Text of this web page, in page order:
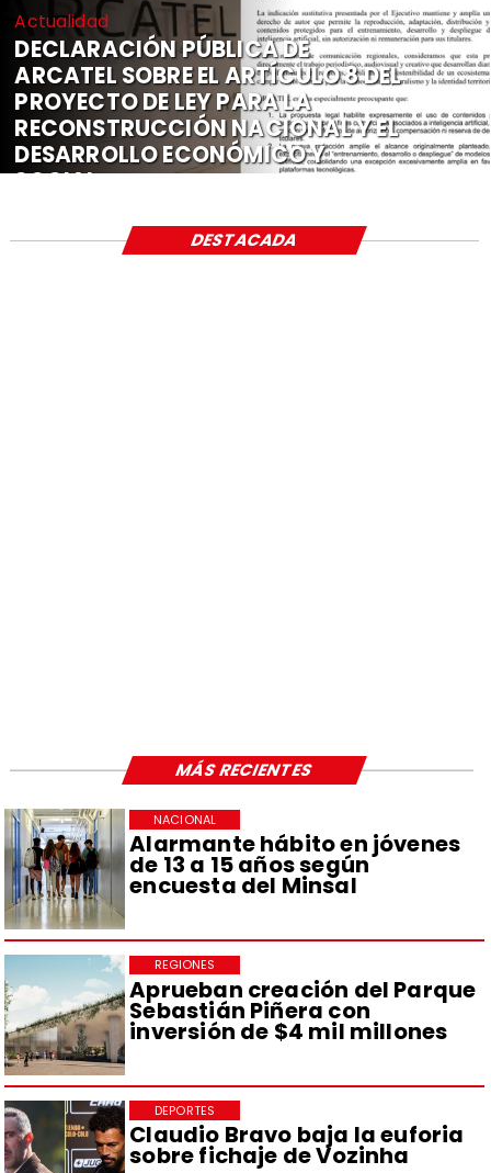
Actualidad
DECLARACIÓN PÚBLICA DE
ARCATEL SOBRE EL ARTÍCULO 8 DEL
PROYECTO DE LEY PARA LA
RECONSTRUCCIÓN NACIONAL Y EL
DESARROLLO ECONÓMICO Y
SOCIAL
Alarmante hábito en jóvenes
de 13 a 15 años según
encuesta del Minsal
NACIONAL
Aprueban creación del Parque
Sebastián Piñera con
inversión de $4 mil millones
REGIONES
Claudio Bravo baja la euforia
sobre fichaje de Vozinha
DEPORTES
DESTACADA
MÁS RECIENTES